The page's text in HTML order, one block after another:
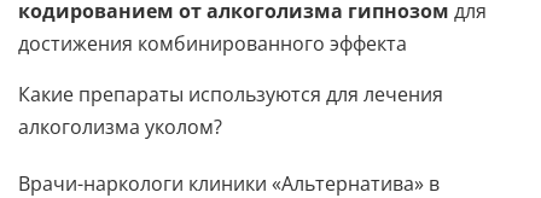
кодированием от алкоголизма гипнозом для
достижения комбинированного эффекта
Какие препараты используются для лечения
алкоголизма уколом?
Врачи-наркологи клиники «Альтернатива» в